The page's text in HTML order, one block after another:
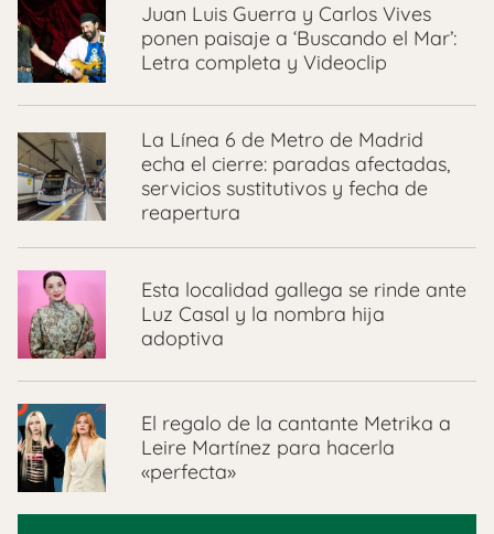
Juan Luis Guerra y Carlos Vives
ponen paisaje a ‘Buscando el Mar’:
Letra completa y Videoclip
La Línea 6 de Metro de Madrid
echa el cierre: paradas afectadas,
servicios sustitutivos y fecha de
reapertura
Esta localidad gallega se rinde ante
Luz Casal y la nombra hija
adoptiva
El regalo de la cantante Metrika a
Leire Martínez para hacerla
«perfecta»